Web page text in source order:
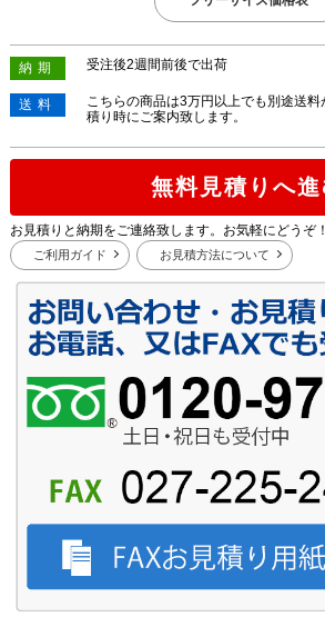
納期 受注後2週間前後で出荷
送料
こちらの商品は3万円以上でも別途送
積り時にご案内致します。
無料見積りへ進
お見積りと納期をご連絡致します。お気軽にどうぞ！
ご利用ガイド お見積方法について